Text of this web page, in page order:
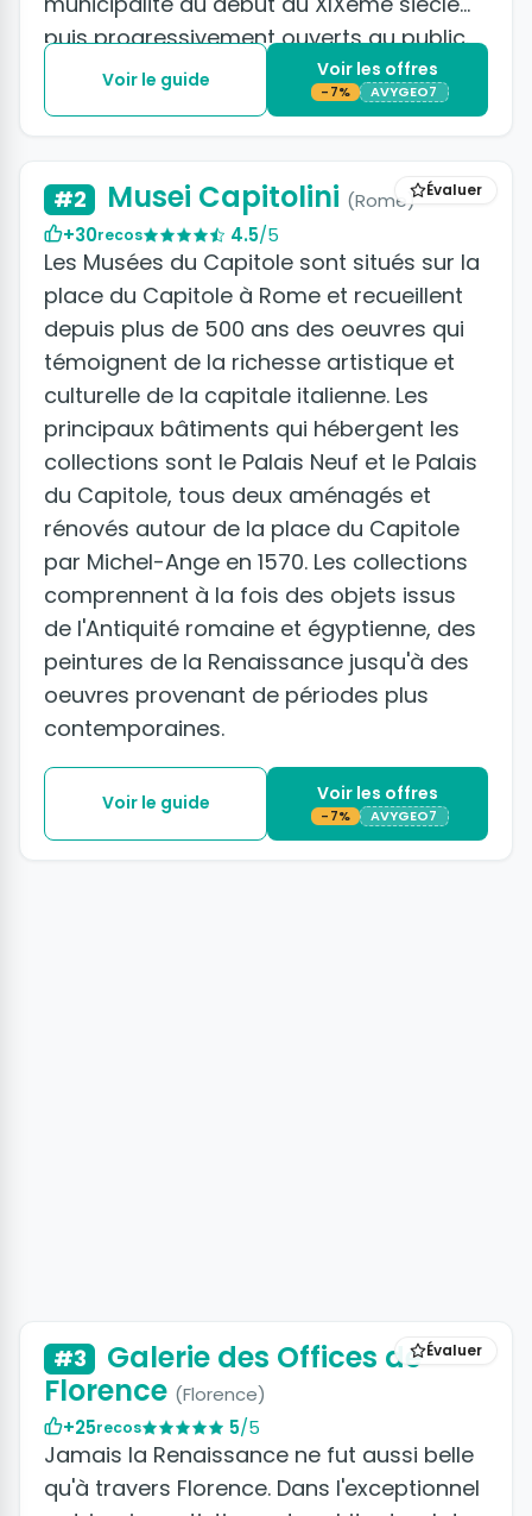
puis progressivement ouverts au public.
Voir le guide Voir les offres
-7% AVYGEO7
Évaluer
#2 Musei Capitolini (Rome)
+30recos 4.5/5
Les Musées du Capitole sont situés sur la
place du Capitole à Rome et recueillent
depuis plus de 500 ans des oeuvres qui
témoignent de la richesse artistique et
culturelle de la capitale italienne. Les
principaux bâtiments qui hébergent les
collections sont le Palais Neuf et le Palais
du Capitole, tous deux aménagés et
rénovés autour de la place du Capitole
par Michel-Ange en 1570. Les collections
comprennent à la fois des objets issus
de l'Antiquité romaine et égyptienne, des
peintures de la Renaissance jusqu'à des
oeuvres provenant de périodes plus
contemporaines.
Voir le guide Voir les offres
-7% AVYGEO7
Évaluer
#3
Galerie des Offices de
Florence (Florence)
+25recos 5/5
Jamais la Renaissance ne fut aussi belle
qu'à travers Florence. Dans l'exceptionnel